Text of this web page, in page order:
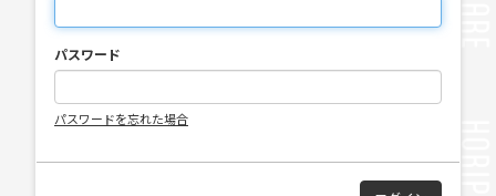
パスワード
パスワードを忘れた場合